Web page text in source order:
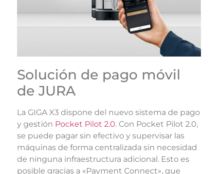
Solución de pago móvil
de JURA
La GIGA X3 dispone del nuevo sistema de pago
y gestión Pocket Pilot 2.0. Con Pocket Pilot 2.0,
se puede pagar sin efectivo y supervisar las
máquinas de forma centralizada sin necesidad
de ninguna infraestructura adicional. Esto es
posible gracias a «Payment Connect», que